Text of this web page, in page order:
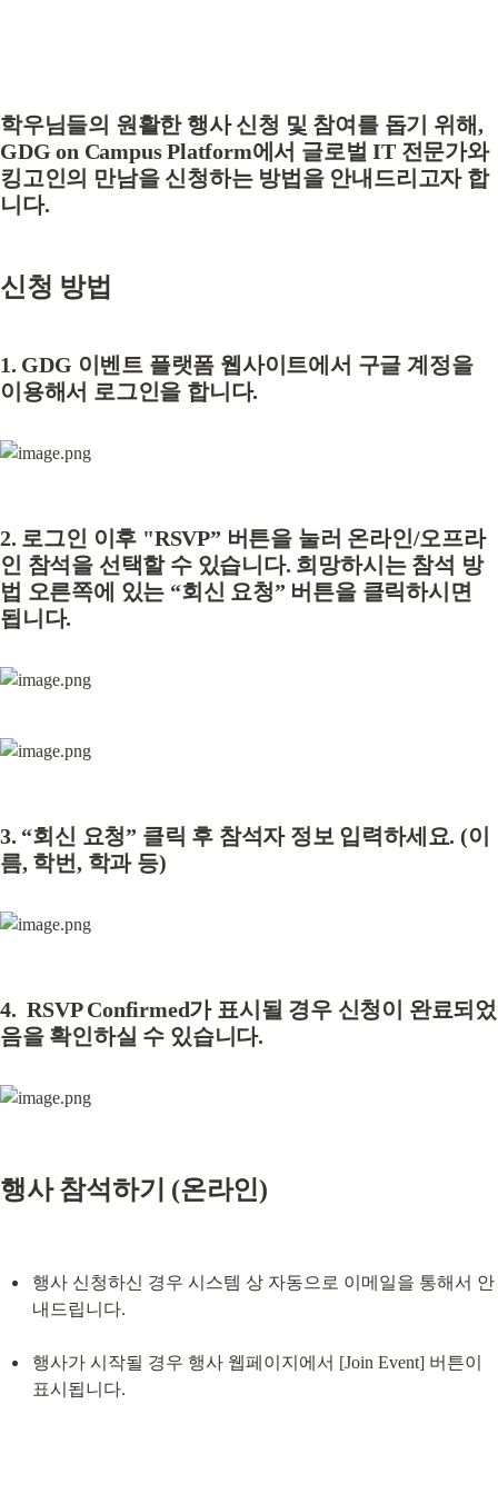
학우님들의 원활한 행사 신청 및 참여를 돕기 위해,
GDG on Campus Platform에서 글로벌 IT 전문가와
킹고인의 만남을 신청하는 방법을 안내드리고자 합
니다.
신청 방법
1. GDG 이벤트 플랫폼 웹사이트에서 구글 계정을
이용해서 로그인을 합니다.
2. 로그인 이후 "RSVP” 버튼을 눌러 온라인/오프라
인 참석을 선택할 수 있습니다. 희망하시는 참석 방
법 오른쪽에 있는 “회신 요청” 버튼을 클릭하시면
됩니다.
3. “회신 요청” 클릭 후 참석자 정보 입력하세요. (이
름, 학번, 학과 등)
4.  RSVP Confirmed가 표시될 경우 신청이 완료되었
음을 확인하실 수 있습니다.
행사 참석하기 (온라인)
행사 신청하신 경우 시스템 상 자동으로 이메일을 통해서 안
내드립니다.
행사가 시작될 경우 행사 웹페이지에서 [Join Event] 버튼이
표시됩니다.